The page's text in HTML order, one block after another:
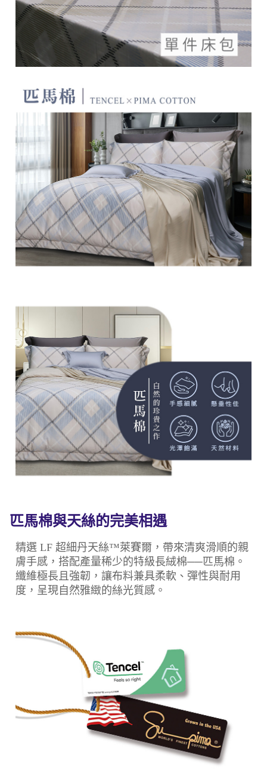
匹馬棉與天絲的完美相遇
精選 LF 超細丹天絲™萊賽爾，帶來清爽滑順的親
膚手感，搭配產量稀少的特級長絨棉──匹馬棉。
纖維極長且強韌，讓布料兼具柔軟、彈性與耐用
度，呈現自然雅緻的絲光質感。